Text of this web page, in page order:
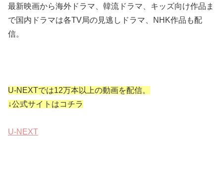
最新映画から海外ドラマ、韓流ドラマ、キッズ向け作品ま
で国内ドラマは各TV局の見逃しドラマ、NHK作品も配
信。
U-NEXTでは12万本以上の動画を配信。
↓公式サイトはコチラ
U-NEXT